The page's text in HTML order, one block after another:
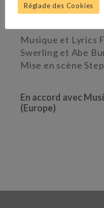
Du 13 mars 2019
Musique et Lyrics
Swerling et Abe
Mise en scène
En accord avec
(Europe)
Réglade des Cookies